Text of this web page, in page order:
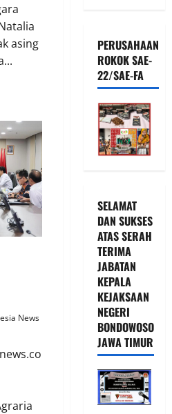
asing
News
PERUSAHAAN
ROKOK SAE-
22/SAE-FA
SELAMAT
DAN SUKSES
ATAS SERAH
TERIMA
JABATAN
KEPALA
KEJAKSAAN
NEGERI
BONDOWOSO
JAWA TIMUR